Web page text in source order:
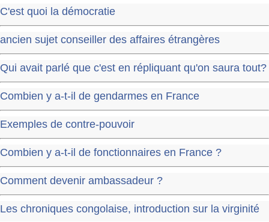
C'est quoi la démocratie
ancien sujet conseiller des affaires étrangères
Qui avait parlé que c'est en répliquant qu'on saura tout?
Combien y a-t-il de gendarmes en France
Exemples de contre-pouvoir
Combien y a-t-il de fonctionnaires en France ?
Comment devenir ambassadeur ?
Les chroniques congolaise, introduction sur la virginité